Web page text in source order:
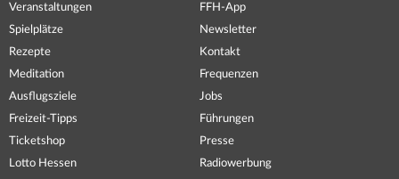
Veranstaltungen
Spielplätze
Rezepte
Meditation
Ausflugsziele
Freizeit-Tipps
Ticketshop
Lotto Hessen
FFH-App
Newsletter
Kontakt
Frequenzen
Jobs
Führungen
Presse
Radiowerbung